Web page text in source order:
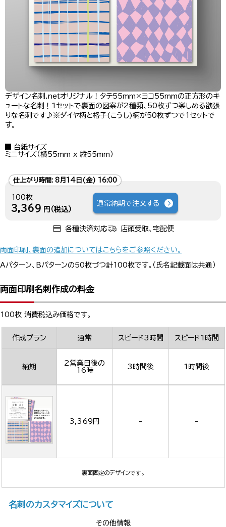
デザイン名刺.netオリジナル！タテ55mm×ヨコ55mmの正方形のキ
ュートな名刺！1セットで裏面の図案が2種類、50枚ずつ楽しめる欲張
りな名刺です♪※ダイヤ柄と格子(こうし)柄が50枚ずつで1セットで
す。
台紙サイズ
ミニサイズ（横55mm x 縦55mm）
仕上がり時間: 8月14日(金) 16:00
100枚
3,369 円（税込）
通常納期で注文する
各種決済対応 店頭受取、宅配便
両面印刷、裏面の追加についてはこちらをご参照ください。
Aパターン、Bパターンの50枚づつ計100枚です。（氏名記載面は共通）
両面印刷名刺作成の料金
100枚 消費税込み価格です。
作成プラン 通常 スピード3時間 スピード1時間
納期
2営業日後の
16時
3時間後 1時間後
3,369円 - -
裏面固定のデザインです。
名刺のカスタマイズについて
その他情報